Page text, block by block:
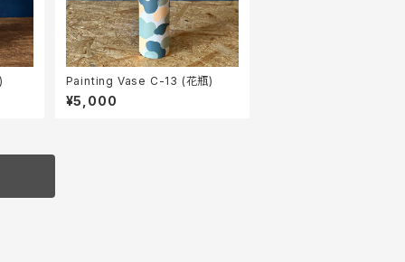
Painting Vase C-13 (花瓶)
¥5,000